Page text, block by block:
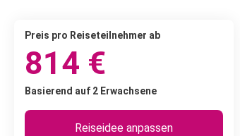
Preis pro Reiseteilnehmer ab
814 €
Basierend auf 2 Erwachsene
Reiseidee anpassen